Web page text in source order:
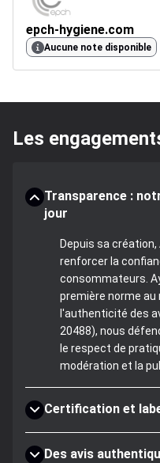
epch-hygiene.com
Aucune note disponible
Les
Transparence :
jour
Depuis sa
renforcer la
consommateurs.
première norme
l'authenticité des
20488), nous
le respect de
modération et la
Certification et
Des avis